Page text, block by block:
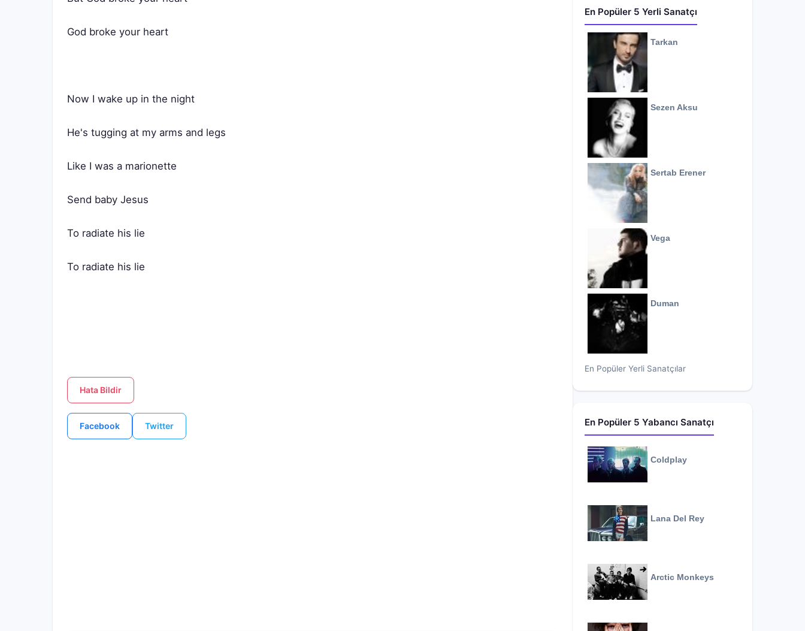
God broke your heart
Now I wake up in the night
He's tugging at my arms and legs
Like I was a marionette
Send baby Jesus
To radiate his lie
To radiate his lie
Hata Bildir
Facebook Twitter
En Popüler 5 Yerli Sanatçı
Tarkan
Sezen Aksu
Sertab Erener
Vega
Duman
En Popüler Yerli Sanatçılar
En Popüler 5 Yabancı Sanatçı
Coldplay
Lana Del Rey
Arctic Monkeys